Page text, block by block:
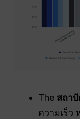
The สถา
ความเร็ว